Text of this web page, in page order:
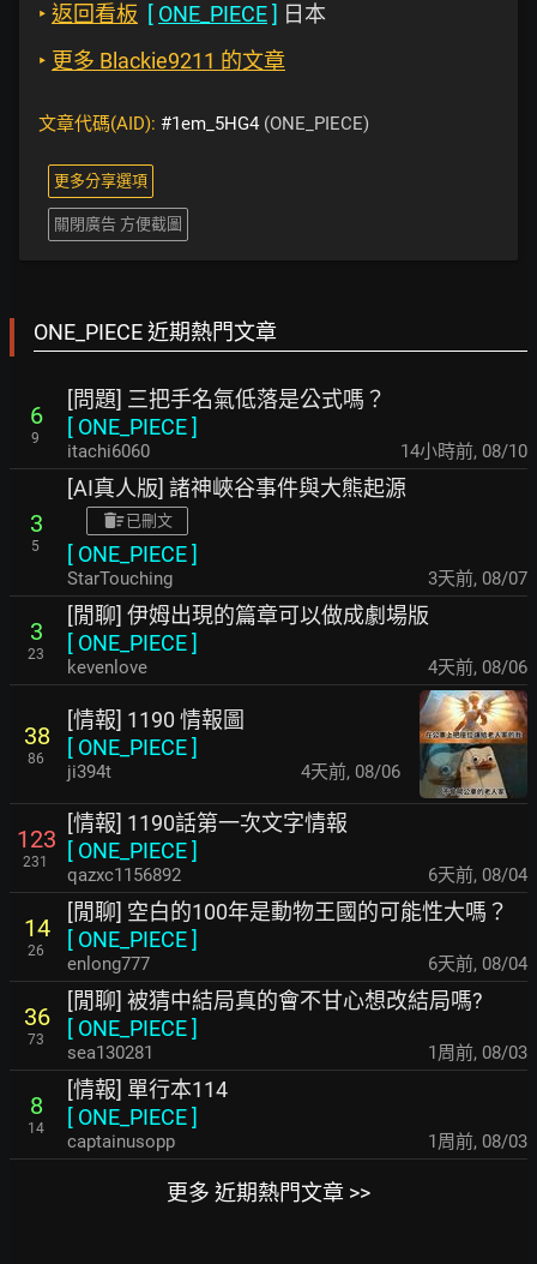
‣ 返回看板 [ ONE_PIECE] 日本
‣ 更多 Blackie9211 的文章
文章代碼(AID): #1em_5HG4 (ONE_PIECE)
更多分享選項
關閉廣告 方便截圖
ONE_PIECE 近期熱門文章
6
9
[問題] 三把手名氣低落是公式嗎？
[ ONE_PIECE]
itachi6060 14小時前, 08/10
3
5
[AI真人版] 諸神峽谷事件與大熊起源
已刪文
[ ONE_PIECE]
StarTouching 3天前, 08/07
3
23
[閒聊] 伊姆出現的篇章可以做成劇場版
[ ONE_PIECE]
kevenlove 4天前, 08/06
38
86
[情報] 1190 情報圖
[ ONE_PIECE]
ji394t 4天前, 08/06
123
231
[情報] 1190話第一次文字情報
[ ONE_PIECE]
qazxc1156892 6天前, 08/04
14
26
[閒聊] 空白的100年是動物王國的可能性大嗎？
[ ONE_PIECE]
enlong777 6天前, 08/04
36
73
[閒聊] 被猜中結局真的會不甘心想改結局嗎?
[ ONE_PIECE]
sea130281 1周前, 08/03
8
14
[情報] 單行本114
[ ONE_PIECE]
captainusopp 1周前, 08/03
更多 近期熱門文章 >>